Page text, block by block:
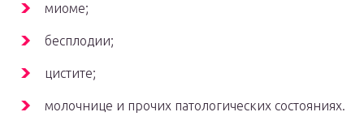
миоме;
бесплодии;
цистите;
молочнице и прочих патологических состояниях.